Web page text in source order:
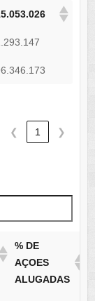
❮ 1 ❯
% DE
AÇOES
ALUGADAS